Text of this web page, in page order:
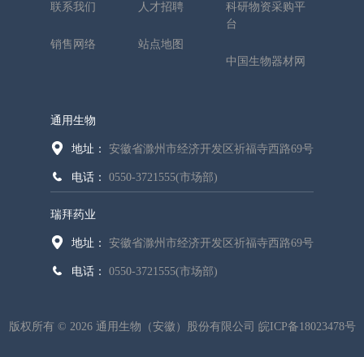
联系我们
销售网络
人才招聘
站点地图
科研物资采购平
台
中国生物器材网
通用生物
地址： 安徽省滁州市经济开发区祈福寺西路69号
电话： 0550-3721555(市场部)
瑞拜药业
地址： 安徽省滁州市经济开发区祈福寺西路69号
电话： 0550-3721555(市场部)
版权所有 © 2026 通用生物（安徽）股份有限公司 皖ICP备18023478号